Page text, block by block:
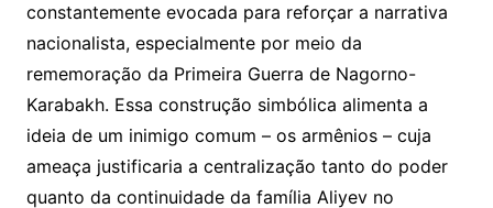
constantemente evocada para reforçar a narrativa
nacionalista, especialmente por meio da
rememoração da Primeira Guerra de Nagorno-
Karabakh. Essa construção simbólica alimenta a
ideia de um inimigo comum – os armênios – cuja
ameaça justificaria a centralização tanto do poder
quanto da continuidade da família Aliyev no